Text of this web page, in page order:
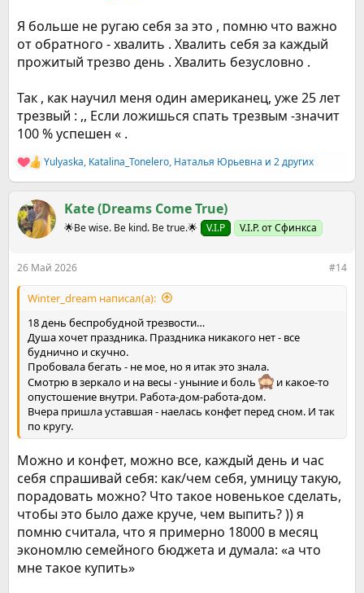
Я больше не ругаю себя за это , помню что важно
от обратного - хвалить . Хвалить себя за каждый
прожитый трезво день . Хвалить безусловно .
Так , как научил меня один американец, уже 25 лет
трезвый : ,, Если ложишься спать трезвым -значит
100 % успешен « .
Р
е
к
ц
и
Yulyaska, Katalina_Tonelero, Наталья Юрьевна и 2 других
Kate (Dreams Come True)
🌟Be wise. Be kind. Be true.🌟 V.I.P V.I.P. от Сфинкса
26 Май 2026 #14
Winter_dream написал(а):
18 день беспробудной трезвости…
Душа хочет праздника. Праздника никакого нет - все
буднично и скучно.
Пробовала бегать - не мое, но я итак это знала.
Смотрю в зеркало и на весы - уныние и боль
и какое-то
опустошение внутри. Работа-дом-работа-дом.
Вчера пришла уставшая - наелась конфет перед сном. И так
по кругу.
Можно и конфет, можно все, каждый день и час
себя спрашивай себя: как/чем себя, умницу такую,
порадовать можно? Что такое новенькое сделать,
чтобы это было даже круче, чем выпить? )) я
помню считала, что я примерно 18000 в месяц
экономлю семейного бюджета и думала: «а что
мне такое купить»